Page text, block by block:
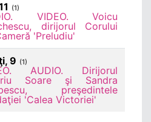
(1)
VIDEO. Voicu
dirijorul Corului
'Preludiu'
9 (1)
AUDIO. Dirijorul
Soare şi Sandra
preşedintele
'Calea Victoriei'